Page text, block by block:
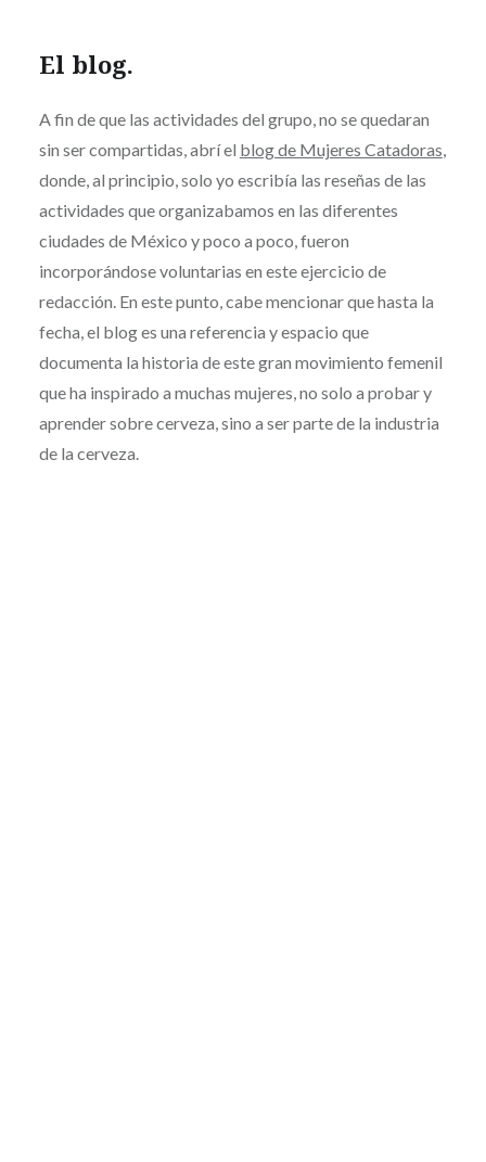
El blog.
A fin de que las actividades del grupo, no se quedaran
sin ser compartidas, abrí el blog de Mujeres Catadoras,
donde, al principio, solo yo escribía las reseñas de las
actividades que organizabamos en las diferentes
ciudades de México y poco a poco, fueron
incorporándose voluntarias en este ejercicio de
redacción. En este punto, cabe mencionar que hasta la
fecha, el blog es una referencia y espacio que
documenta la historia de este gran movimiento femenil
que ha inspirado a muchas mujeres, no solo a probar y
aprender sobre cerveza, sino a ser parte de la industria
de la cerveza.